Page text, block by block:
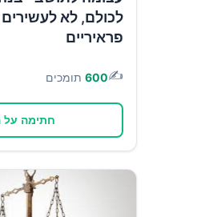
לכולם, לא
פראיריים
✍️
600 תומכים
חתימה על